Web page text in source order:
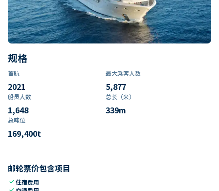
规格
首航
2021
最大乘客人数
5,877
船员人数
1,648
总长（米）
339m
总吨位
169,400t
邮轮票价包含项目
check住宿费用